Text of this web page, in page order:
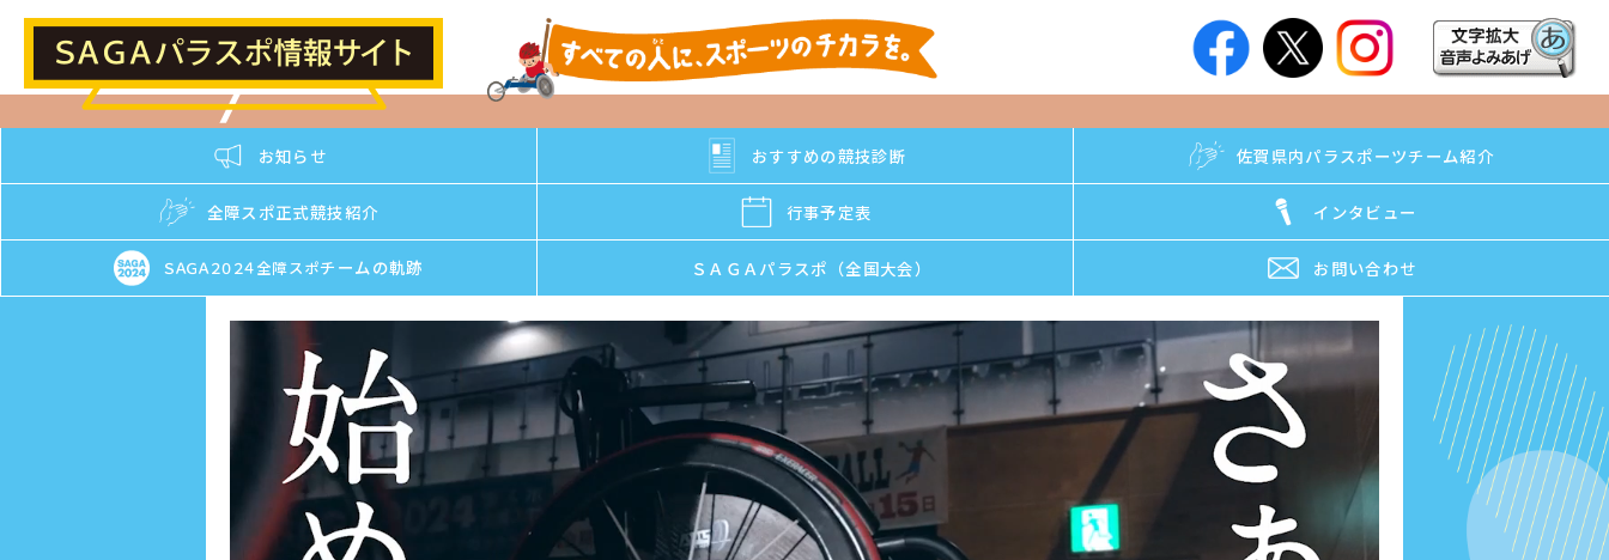
お知らせ おすすめの競技診断 佐賀県内パラスポーツチーム紹介
全障スポ正式競技紹介 行事予定表 インタビュー
ＳＡＧＡ２０２４全障スポチームの軌跡 ＳＡＧＡパラスポ（全国大会） お問い合わせ